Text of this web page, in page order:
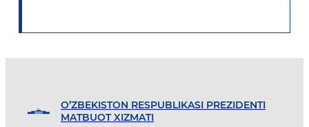
O’ZBEKISTON RESPUBLIKASI PREZIDENTI
MATBUOT XIZMATI